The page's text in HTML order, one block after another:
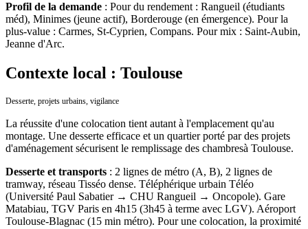
Profil de la demande : Pour du rendement : Rangueil (étudiants
méd), Minimes (jeune actif), Borderouge (en émergence). Pour la
plus-value : Carmes, St-Cyprien, Compans. Pour mix : Saint-Aubin,
Jeanne d'Arc.
Contexte local : Toulouse
Desserte, projets urbains, vigilance
La réussite d'une colocation tient autant à l'emplacement qu'au
montage. Une desserte efficace et un quartier porté par des projets
d'aménagement sécurisent le remplissage des chambresà Toulouse.
Desserte et transports : 2 lignes de métro (A, B), 2 lignes de
tramway, réseau Tisséo dense. Téléphérique urbain Téléo
(Université Paul Sabatier → CHU Rangueil → Oncopole). Gare
Matabiau, TGV Paris en 4h15 (3h45 à terme avec LGV). Aéroport
Toulouse-Blagnac (15 min métro). Pour une colocation, la proximité